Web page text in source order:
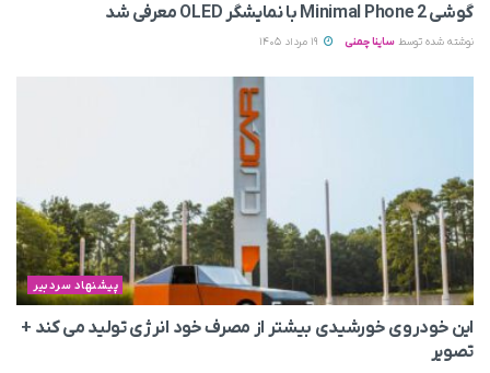
گوشی Minimal Phone 2 با نمایشگر OLED معرفی شد
نوشته شده توسط ساینا چمنی
پیشنهاد سردبیر
این خودروی خورشیدی بیشتر از مصرف خود انرژی تولید می‌ کند +
تصویر